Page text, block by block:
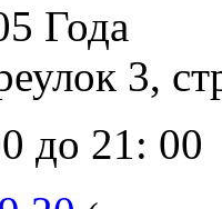
Года
3,
до 21: 00